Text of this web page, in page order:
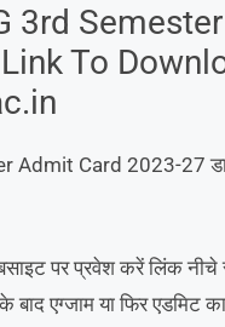
3rd
To
Card 2023-27
पर प्रवेश करें लिंक नीचे
एग्जाम या फिर एडमिट